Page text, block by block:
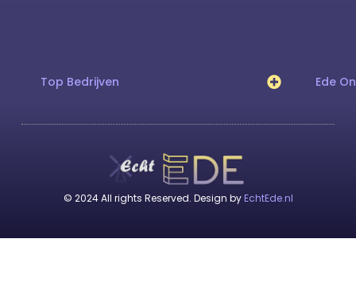
Top Bedrijven Ede
© 2024 All rights Reserved. Design byEchtEde.nl